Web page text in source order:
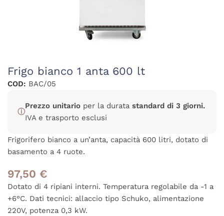
Frigo bianco 1 anta 600 lt
COD: BAC/05
ⓘ
Prezzo unitario per la durata standard di 3 giorni.
IVA e trasporto esclusi
Frigorifero bianco a un’anta, capacità 600 litri, dotato di
basamento a 4 ruote.
97,50 €
Dotato di 4 ripiani interni. Temperatura regolabile da -1 a
+6°C. Dati tecnici: allaccio tipo Schuko, alimentazione
220V, potenza 0,3 kW.